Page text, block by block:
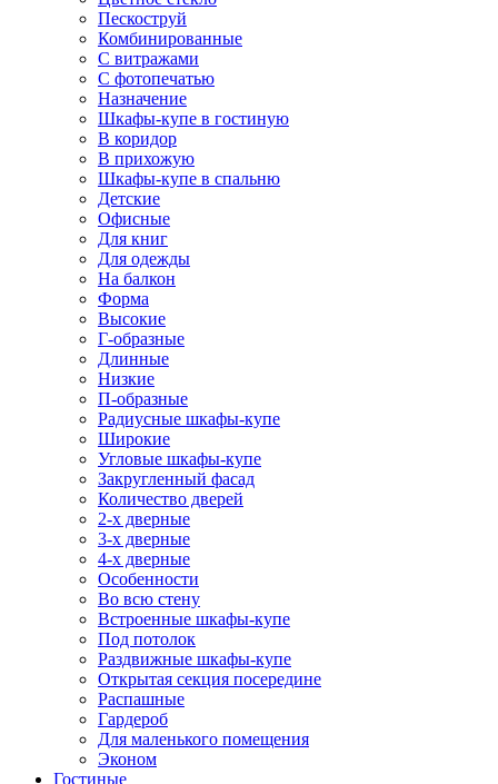
Пескоструй
Комбинированные
С витражами
С фотопечатью
Назначение
Шкафы-купе в гостиную
В коридор
В прихожую
Шкафы-купе в спальню
Детские
Офисные
Для книг
Для одежды
На балкон
Форма
Высокие
Г-образные
Длинные
Низкие
П-образные
Радиусные шкафы-купе
Широкие
Угловые шкафы-купе
Закругленный фасад
Количество дверей
2-х дверные
3-х дверные
4-х дверные
Особенности
Во всю стену
Встроенные шкафы-купе
Под потолок
Раздвижные шкафы-купе
Открытая секция посередине
Распашные
Гардероб
Для маленького помещения
Эконом
Гостиные